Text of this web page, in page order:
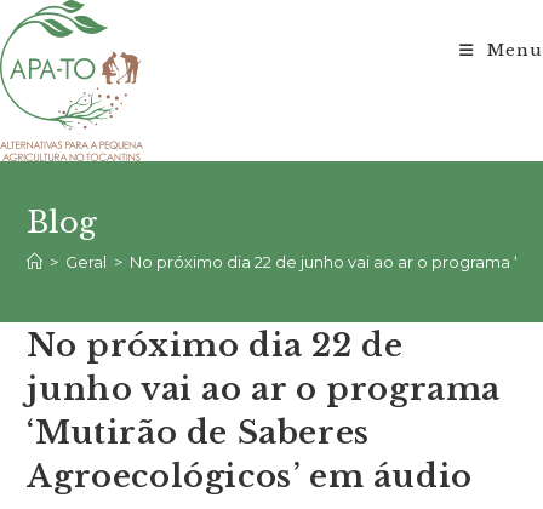
para
o
conteúdo
Menu
Blog
> Geral > No próximo dia 22 de junho vai ao ar o programa
No próximo dia 22 de
junho vai ao ar o programa
‘Mutirão de Saberes
Agroecológicos’ em áudio